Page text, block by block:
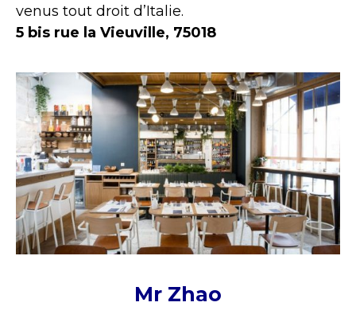
venus tout droit d’Italie.
5 bis rue la Vieuville, 75018
Mr Zhao